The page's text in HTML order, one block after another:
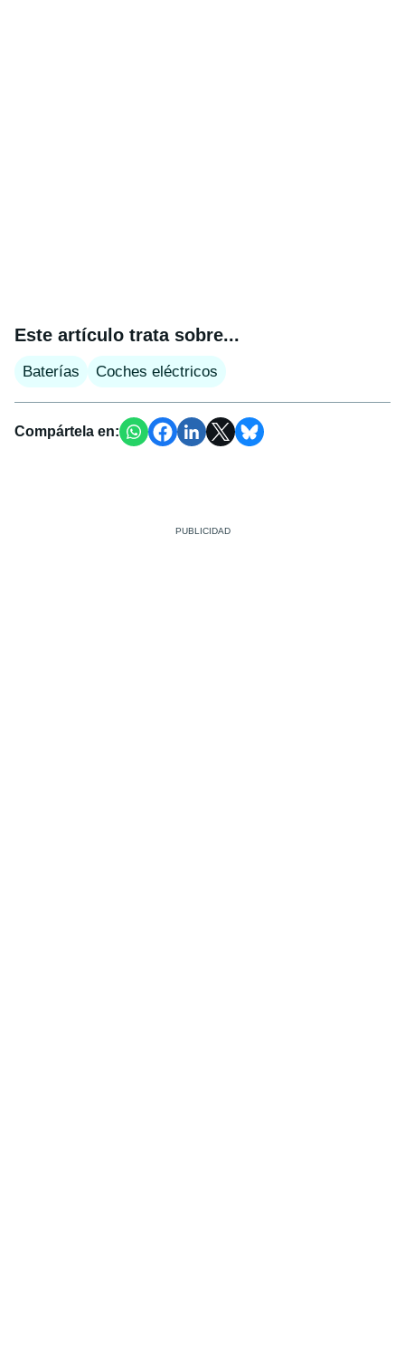
Este artículo trata sobre...
Baterías Coches eléctricos
Compártela en: